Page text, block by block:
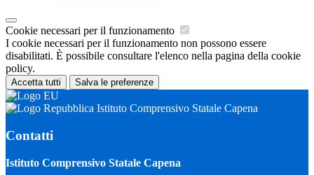
Cookie necessari per il funzionamento
I cookie necessari per il funzionamento non possono essere
disabilitati. È possibile consultare l'elenco nella pagina della cookie
policy.
Accetta tutti Salva le preferenze
Istituto Comprensivo Statale Capena
Contatti
Istituto Comprensivo Statale Capena